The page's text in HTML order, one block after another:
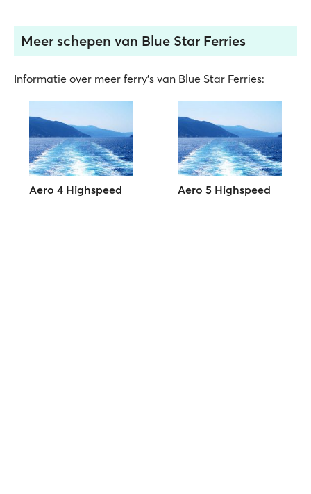
Meer schepen van Blue Star Ferries
Informatie over meer ferry's van Blue Star Ferries:
Aero 4 Highspeed Aero 5 Highspeed